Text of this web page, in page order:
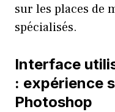
sur les places de
spécialisés.
Interface
: expérience
Photoshop